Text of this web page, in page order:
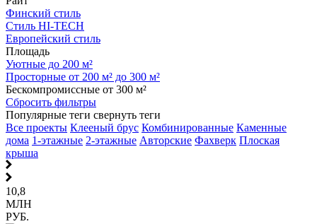
Финский стиль
Стиль HI-TECH
Европейский стиль
Площадь
Уютные до 200 м²
Просторные от 200 м² до 300 м²
Бескомпромиссные от 300 м²
Сбросить фильтры
Популярные теги свернуть теги
Все проекты Клееный брус Комбинированные Каменные
дома 1-этажные 2-этажные Авторские Фахверк Плоская
крыша
10,8
МЛН
РУБ.